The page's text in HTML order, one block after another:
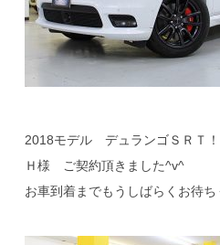
2018モデル デュランゴＳＲＴ！
Ｈ様 ご契約頂きました^v^
お車到着までもうしばらくお待ち